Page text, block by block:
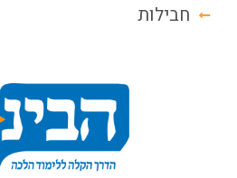
חבילות